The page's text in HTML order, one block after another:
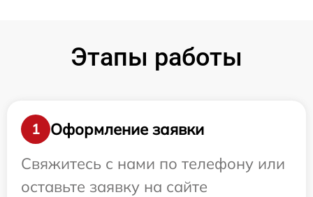
Этапы работы
1
Оформление заявки
Свяжитесь с нами по телефону или
оставьте заявку на сайте